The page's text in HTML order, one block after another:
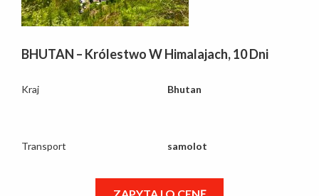
BHUTAN – Królestwo W Himalajach, 10 Dni
Kraj Bhutan
Transport samolot
ZAPYTAJ O CENĘ